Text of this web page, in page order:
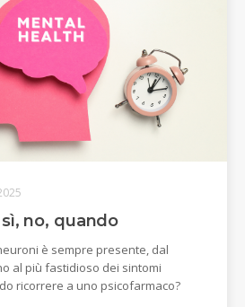
no, quando
è sempre presente, dal
al più fastidioso dei sintomi
ricorrere a uno psicofarmaco?